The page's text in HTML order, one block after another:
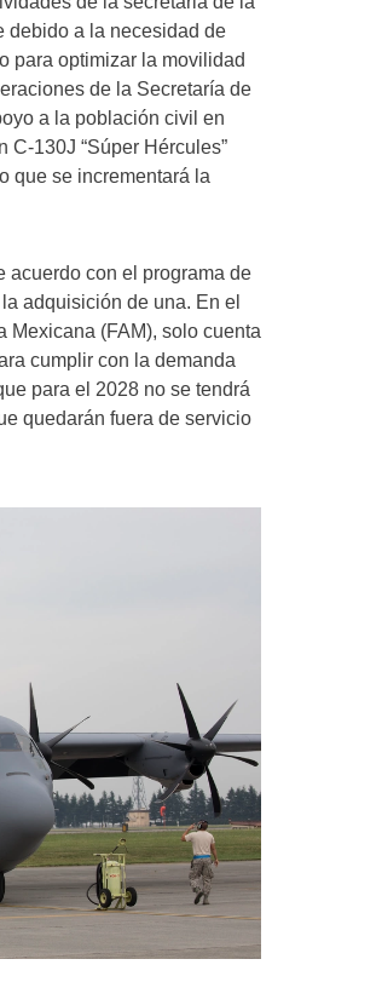
debido a la necesidad de
para optimizar la movilidad
de la Secretaría de
a la población civil en
130J “Súper Hércules”
que se incrementará la
acuerdo con el programa de
adquisición de una. En el
Mexicana (FAM), solo cuenta
cumplir con la demanda
para el 2028 no se tendrá
quedarán fuera de servicio